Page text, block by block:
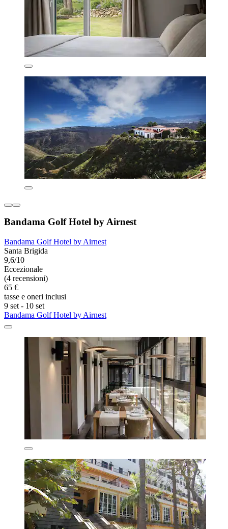
Bandama Golf Hotel by Airnest
Bandama Golf Hotel by Airnest
Santa Brigida
9,6/10
Eccezionale
(4 recensioni)
65 €
tasse e oneri inclusi
9 set - 10 set
Bandama Golf Hotel by Airnest